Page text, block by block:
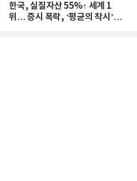
한국, 실질자산 55%↑ 세계 1
위… 증시 폭락, ‘평균의 착시’와